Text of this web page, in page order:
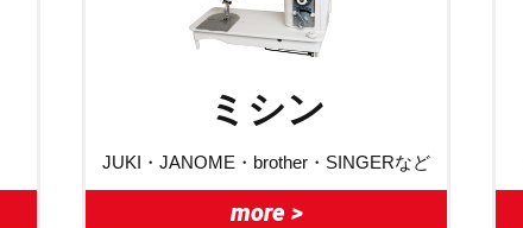
ミシン
JUKI・JANOME・brother・SINGERなど
more >